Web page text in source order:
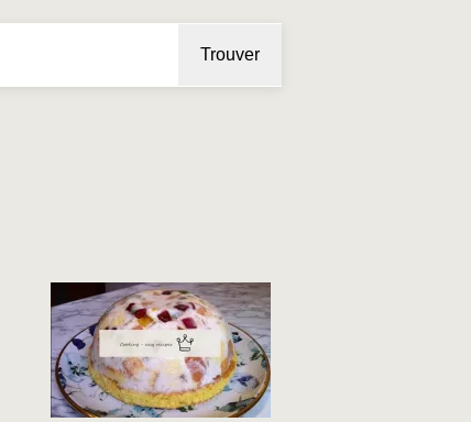
Trouver